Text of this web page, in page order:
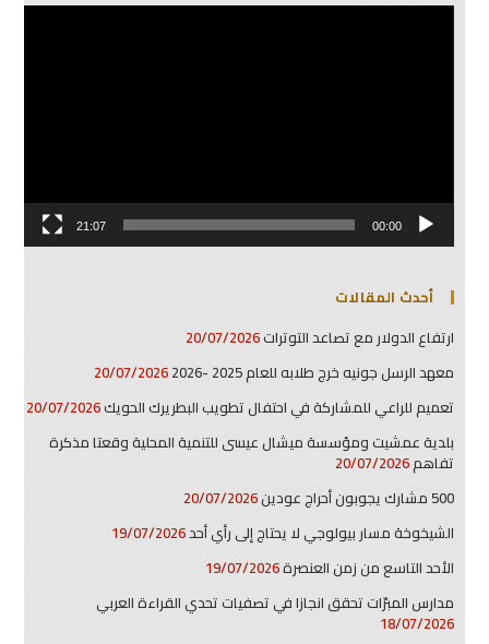
مشغل
00:00
21:07
أحدث المقالات
ارتفاع الدولار مع تصاعد التوترات20/07/2026
معهد الرسل جونيه خرج طلابه للعام 2025 -2026
20/07/2026
تعميم للراعي للمشاركة في احتفال تطويب البطريرك الحويك20/07/2026
بلدية عمشيت ومؤسسة ميشال عيسى للتنمية المحلية وقعتا مذكرة
تفاهم20/07/2026
500 مشارك يجوبون أحراج عودين
20/07/2026
الشيخوخة مسار بيولوجي لا يحتاج إلى رأي أحد19/07/2026
الأحد التاسع من زمن العنصرة19/07/2026
مدارس المبرّات تحقق انجازا في تصفيات تحدي القراءة العربي
18/07/2026